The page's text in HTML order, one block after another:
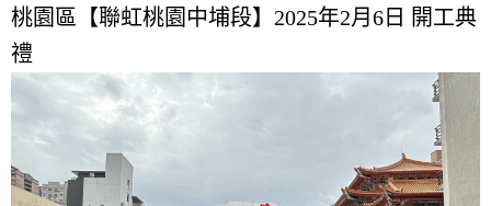
桃園區【聯虹桃園中埔段】2025年2月6日 開工典
禮